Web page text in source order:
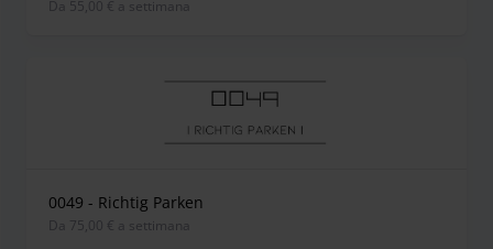
Da 55,00 € a settimana
0049 - Richtig Parken
Da 75,00 € a settimana